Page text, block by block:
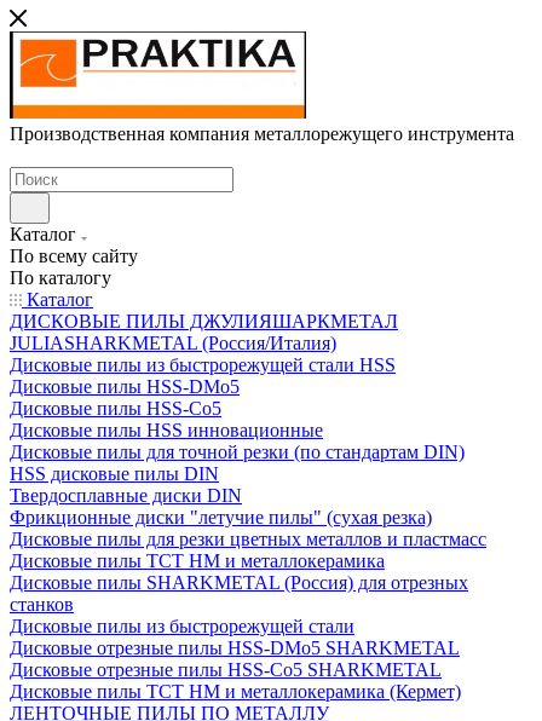
Производственная компания металлорежущего инструмента
Каталог
По всему сайту
По каталогу
Каталог
ДИСКОВЫЕ ПИЛЫ ДЖУЛИЯШАРКМЕТАЛ
JULIASHARKMETAL (Россия/Италия)
Дисковые пилы из быстрорежущей стали HSS
Дисковые пилы HSS-DMo5
Дисковые пилы HSS-Co5
Дисковые пилы HSS инновационные
Дисковые пилы для точной резки (по стандартам DIN)
HSS дисковые пилы DIN
Твердосплавные диски DIN
Фрикционные диски "летучие пилы" (сухая резка)
Дисковые пилы для резки цветных металлов и пластмасс
Дисковые пилы ТСТ НМ и металлокерамика
Дисковые пилы SHARKMETAL (Россия) для отрезных
станков
Дисковые пилы из быстрорежущей стали
Дисковые отрезные пилы HSS-DMo5 SHARKMETAL
Дисковые отрезные пилы HSS-Co5 SHARKMETAL
Дисковые пилы ТСТ НМ и металлокерамика (Кермет)
ЛЕНТОЧНЫЕ ПИЛЫ ПО МЕТАЛЛУ